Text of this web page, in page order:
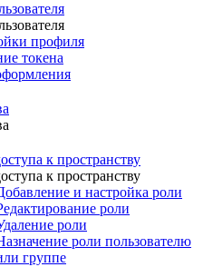
профиля
токена
к пространству
к пространству
и настройка роли
роли
роли
роли пользователю
группе